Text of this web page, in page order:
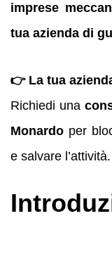
imprese
tua azienda di
👉 La tua
Richiedi una
Monardo per
e salvare l’attività.